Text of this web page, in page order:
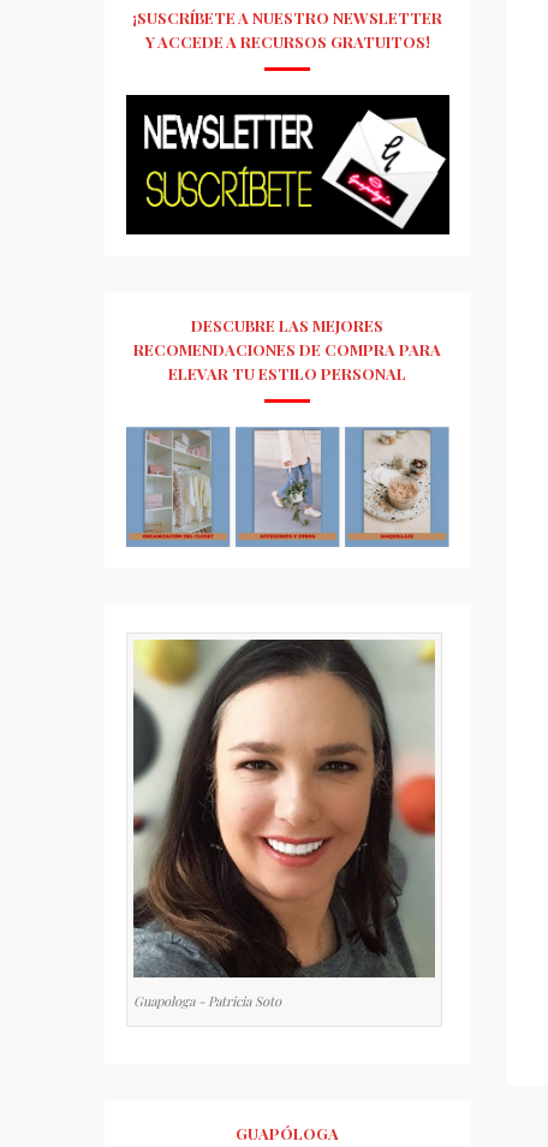
¡SUSCRÍBETE A NUESTRO NEWSLETTER
Y ACCEDE A RECURSOS GRATUITOS!
DESCUBRE LAS MEJORES
RECOMENDACIONES DE COMPRA PARA
ELEVAR TU ESTILO PERSONAL
Guapologa - Patricia Soto
GUAPÓLOGA